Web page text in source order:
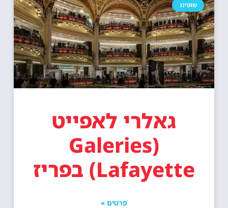
שופינג
גאלרי לאפייט
(Galeries
Lafayette) בפריז
פרטים »